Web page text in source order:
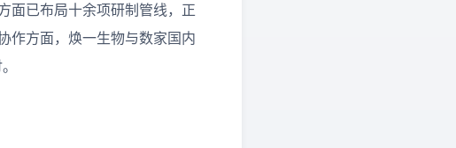
面已布局十余项研制管线，正
作方面，焕一生物与数家国内